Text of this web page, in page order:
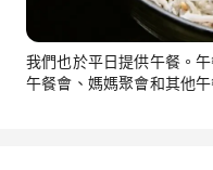
我們也於平日提供午餐。
午餐會、媽媽聚會和其他